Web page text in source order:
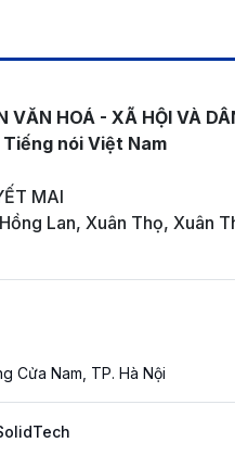
VĂN HOÁ - XÃ HỘI VÀ
nói Việt Nam
MAI
Lan, Xuân Thọ, Xuân
Cửa Nam, TP. Hà Nội